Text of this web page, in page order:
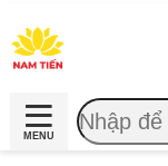
MENU